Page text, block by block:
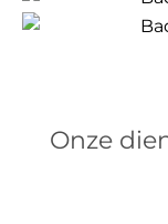
Onze